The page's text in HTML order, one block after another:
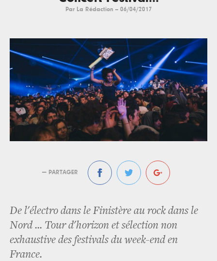
Par La Rédaction -- 06/04/2017
— PARTAGER
De l'électro dans le Finistère au rock dans le
Nord ... Tour d'horizon et sélection non
exhaustive des festivals du week-end en
France.